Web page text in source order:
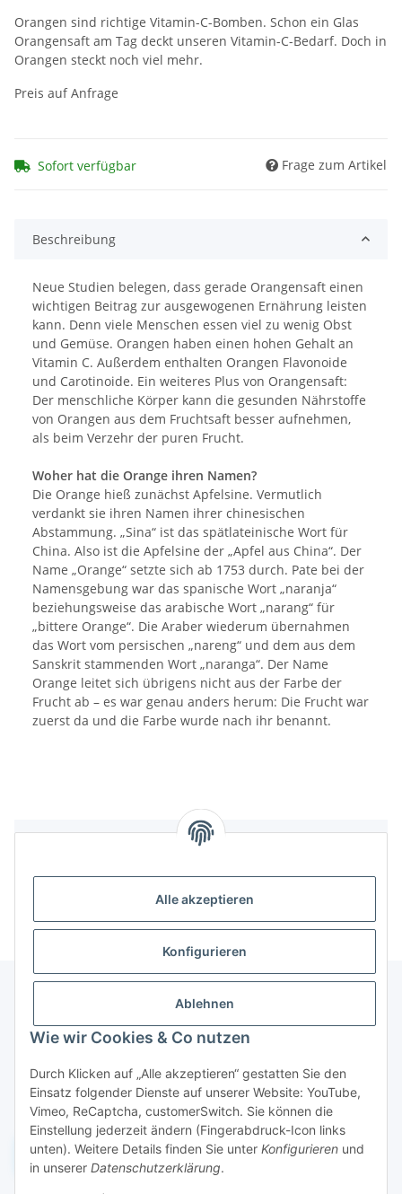
Alle akzeptieren
Konfigurieren
Ablehnen
Wie wir Cookies & Co nutzen
Durch Klicken auf „Alle akzeptieren“ gestatten Sie den
Einsatz folgender Dienste auf unserer Website: YouTube,
Vimeo, ReCaptcha, customerSwitch. Sie können die
Einstellung jederzeit ändern (Fingerabdruck-Icon links
unten). Weitere Details finden Sie unter Konfigurieren und
in unserer Datenschutzerklärung.
Orangen sind richtige Vitamin-C-Bomben. Schon ein Glas
Orangensaft am Tag deckt unseren Vitamin-C-Bedarf. Doch in
Orangen steckt noch viel mehr.
Preis auf Anfrage
Sofort verfügbar Frage zum Artikel
Beschreibung
Neue Studien belegen, dass gerade Orangensaft einen
wichtigen Beitrag zur ausgewogenen Ernährung leisten
kann. Denn viele Menschen essen viel zu wenig Obst
und Gemüse. Orangen haben einen hohen Gehalt an
Vitamin C. Außerdem enthalten Orangen Flavonoide
und Carotinoide. Ein weiteres Plus von Orangensaft:
Der menschliche Körper kann die gesunden Nährstoffe
von Orangen aus dem Fruchtsaft besser aufnehmen,
als beim Verzehr der puren Frucht.
Woher hat die Orange ihren Namen?
Die Orange hieß zunächst Apfelsine. Vermutlich
verdankt sie ihren Namen ihrer chinesischen
Abstammung. „Sina“ ist das spätlateinische Wort für
China. Also ist die Apfelsine der „Apfel aus China“. Der
Name „Orange“ setzte sich ab 1753 durch. Pate bei der
Namensgebung war das spanische Wort „naranja“
beziehungsweise das arabische Wort „narang“ für
„bittere Orange“. Die Araber wiederum übernahmen
das Wort vom persischen „nareng“ und dem aus dem
Sanskrit stammenden Wort „naranga“. Der Name
Orange leitet sich übrigens nicht aus der Farbe der
Frucht ab – es war genau anders herum: Die Frucht war
zuerst da und die Farbe wurde nach ihr benannt.
Informationen
Gesetzliche Informationen
Widerruf einreichen